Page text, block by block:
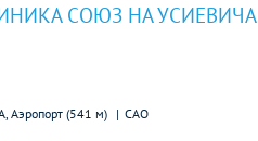
СОЮЗ НА УСИЕВИЧА
Аэропорт (541 м) САО